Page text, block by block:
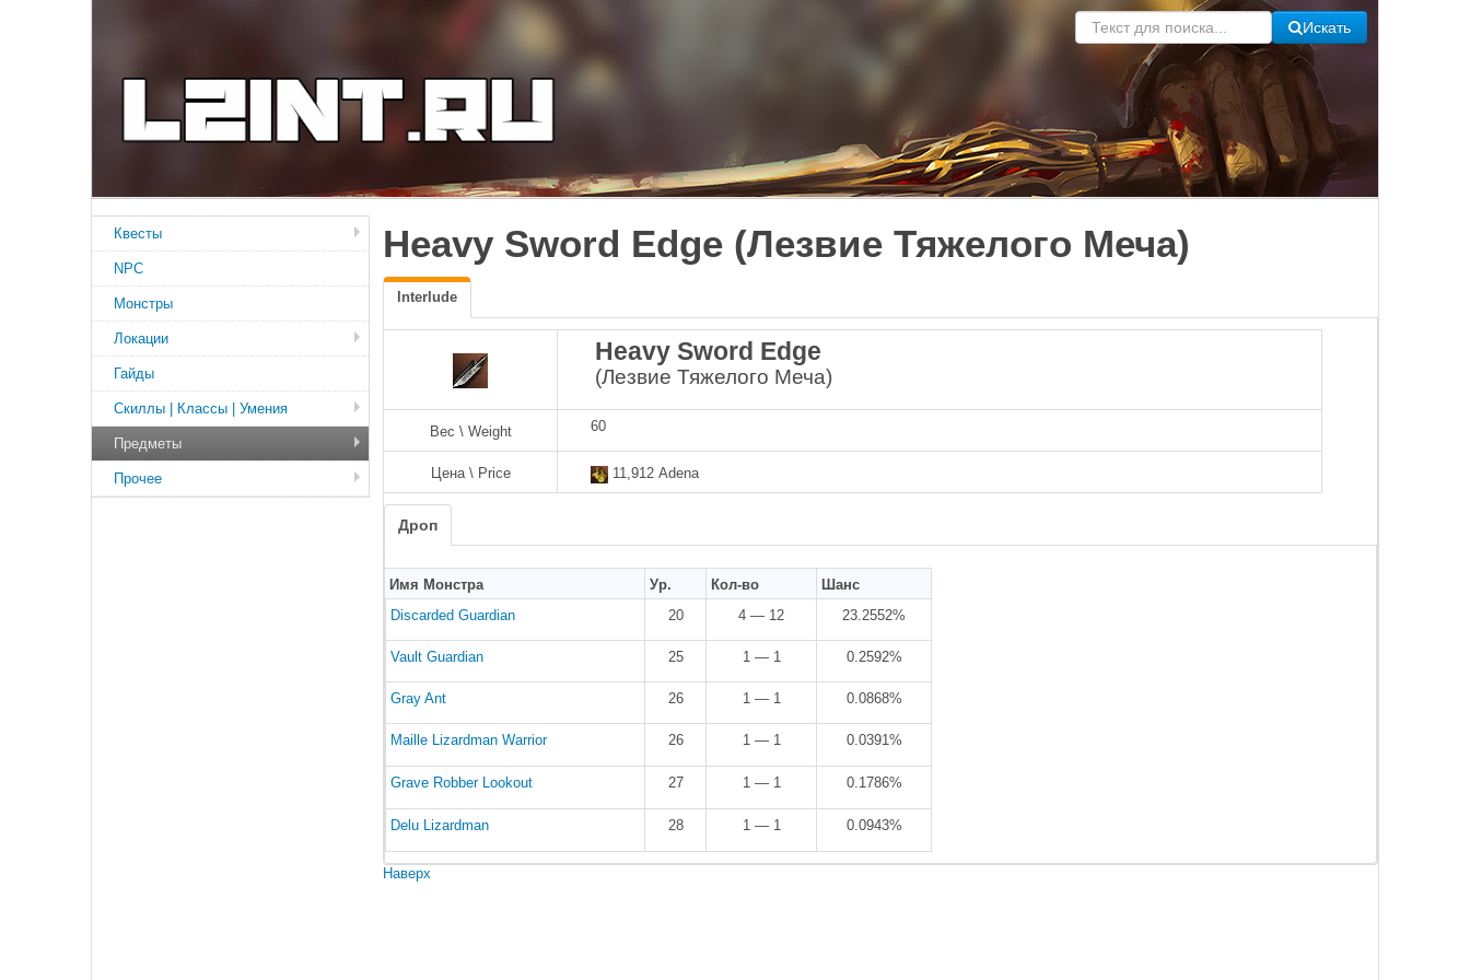
Искать
Heavy Sword Edge (Лезвие Тяжелого Меча)
Interlude
Heavy Sword Edge
(Лезвие Тяжелого Меча)
Вес \ Weight 60
Цена \ Price 11,912 Adena
Дроп
Имя Монстра Ур. Кол-во
Шанс
Discarded Guardian
20 4 — 12 23.2552%
Vault Guardian 25 1 — 1 0.2592%
Gray Ant 26 1 — 1 0.0868%
Maille Lizardman Warrior 26 1 — 1 0.0391%
Grave Robber Lookout 27 1 — 1 0.1786%
Delu Lizardman 28 1 — 1 0.0943%
Наверх
Квесты
NPC
Монстры
Локации
Гайды
Скиллы | Классы | Умения
Предметы
Прочее